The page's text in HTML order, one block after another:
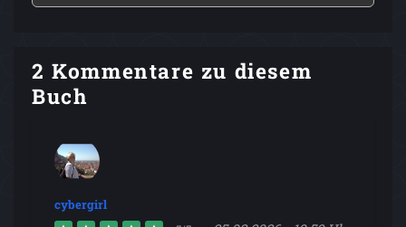
2 Kommentare zu diesem
Buch
cybergirl